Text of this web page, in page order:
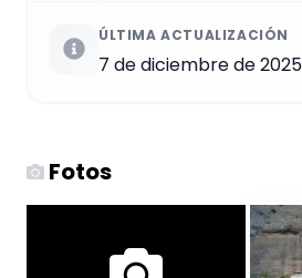
ÚLTIMA ACTUALIZACIÓN
7 de diciembre de 2025
Fotos